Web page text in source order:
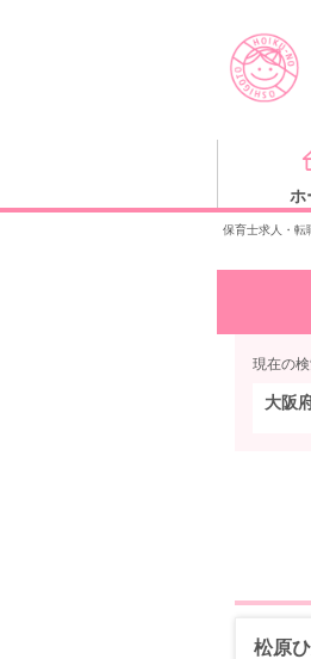
ホ
保育士求人・転
現在の
大阪
松原